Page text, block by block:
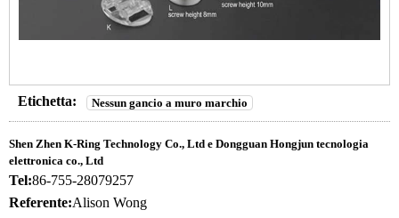
Etichetta: Nessun gancio a muro marchio
Shen Zhen K-Ring Technology Co., Ltd e Dongguan Hongjun tecnologia
elettronica co., Ltd
Tel:86-755-28079257
Referente:Alison Wong